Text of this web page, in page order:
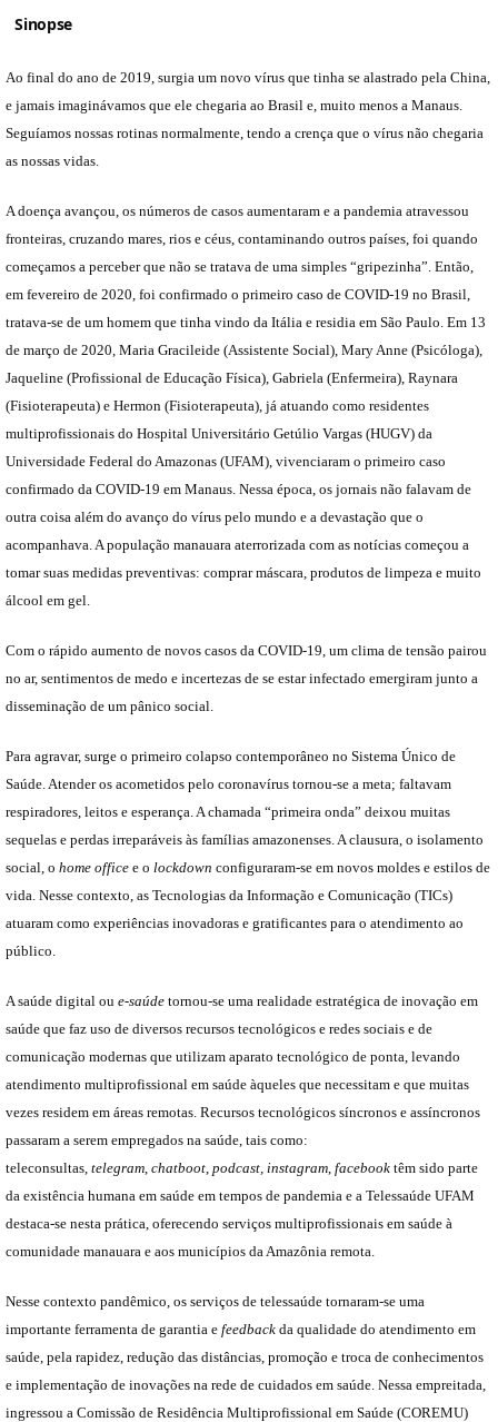
Sinopse
Ao final do ano de 2019, surgia um novo vírus que tinha se alastrado pela China,
e jamais imaginávamos que ele chegaria ao Brasil e, muito menos a Manaus.
Seguíamos nossas rotinas normalmente, tendo a crença que o vírus não chegaria
as nossas vidas.
A doença avançou, os números de casos aumentaram e a pandemia atravessou
fronteiras, cruzando mares, rios e céus, contaminando outros países, foi quando
começamos a perceber que não se tratava de uma simples “gripezinha”. Então,
em fevereiro de 2020, foi confirmado o primeiro caso de COVID-19 no Brasil,
tratava-se de um homem que tinha vindo da Itália e residia em São Paulo. Em 13
de março de 2020, Maria Gracileide (Assistente Social), Mary Anne (Psicóloga),
Jaqueline (Profissional de Educação Física), Gabriela (Enfermeira), Raynara
(Fisioterapeuta) e Hermon (Fisioterapeuta), já atuando como residentes
multiprofissionais do Hospital Universitário Getúlio Vargas (HUGV) da
Universidade Federal do Amazonas (UFAM), vivenciaram o primeiro caso
confirmado da COVID-19 em Manaus. Nessa época, os jornais não falavam de
outra coisa além do avanço do vírus pelo mundo e a devastação que o
acompanhava. A população manauara aterrorizada com as notícias começou a
tomar suas medidas preventivas: comprar máscara, produtos de limpeza e muito
álcool em gel.
Com o rápido aumento de novos casos da COVID-19, um clima de tensão pairou
no ar, sentimentos de medo e incertezas de se estar infectado emergiram junto a
disseminação de um pânico social.
Para agravar, surge o primeiro colapso contemporâneo no Sistema Único de
Saúde. Atender os acometidos pelo coronavírus tornou-se a meta; faltavam
respiradores, leitos e esperança. A chamada “primeira onda” deixou muitas
sequelas e perdas irreparáveis às famílias amazonenses. A clausura, o isolamento
social, o home office e o lockdown configuraram-se em novos moldes e estilos de
vida. Nesse contexto, as Tecnologias da Informação e Comunicação (TICs)
atuaram como experiências inovadoras e gratificantes para o atendimento ao
público.
A saúde digital ou e-saúde tornou-se uma realidade estratégica de inovação em
saúde que faz uso de diversos recursos tecnológicos e redes sociais e de
comunicação modernas que utilizam aparato tecnológico de ponta, levando
atendimento multiprofissional em saúde àqueles que necessitam e que muitas
vezes residem em áreas remotas. Recursos tecnológicos síncronos e assíncronos
passaram a serem empregados na saúde, tais como:
teleconsultas, telegram chatboot podcast, instagram facebook têm sido parte
da existência humana em saúde em tempos de pandemia e a Telessaúde UFAM
destaca-se nesta prática, oferecendo serviços multiprofissionais em saúde à
comunidade manauara e aos municípios da Amazônia remota.
Nesse contexto pandêmico, os serviços de telessaúde tornaram-se uma
importante ferramenta de garantia e feedback da qualidade do atendimento em
saúde, pela rapidez, redução das distâncias, promoção e troca de conhecimentos
e implementação de inovações na rede de cuidados em saúde. Nessa empreitada,
ingressou a Comissão de Residência Multiprofissional em Saúde (COREMU)